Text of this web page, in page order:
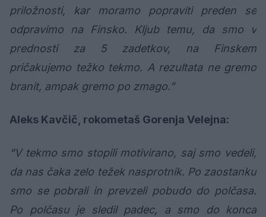
priložnosti, kar moramo popraviti preden se
odpravimo na Finsko. Kljub temu, da smo v
prednosti za 5 zadetkov, na Finskem
pričakujemo težko tekmo. A rezultata ne gremo
branit, ampak gremo po zmago.”
Aleks Kavčič, rokometaš Gorenja Velejna:
“V tekmo smo stopili motivirano, saj smo vedeli,
da nas čaka zelo težek nasprotnik. Po zaostanku
smo se pobrali in prevzeli pobudo do polčasa.
Po polčasu je sledil padec, a smo do konca